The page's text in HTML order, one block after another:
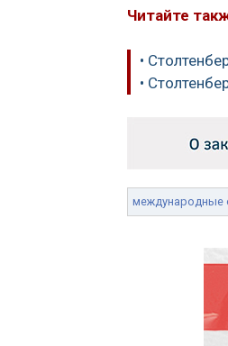
Читайте
•
•
международные